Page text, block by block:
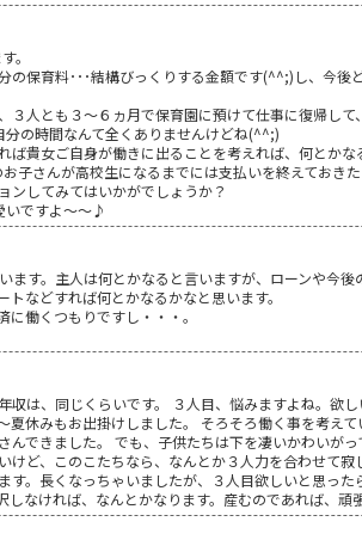
。
の保育料･･･結構びっくりする金額です(^^;)し、今後
３人とも３～６ヵ月で保育園に預けて仕事に復帰し
の時間なんて全くありませんけどね(^^;)
貴女ご自身が働きに出ることを考えれば、何とかな
子さんが高校生になるまでには支払いを終えておきた
ンしてみてはいかがでしょうか？
いですよ～～♪
す。主人は何とかなると言いますが、ローンや今後
などすれば何とかなるかなと思います。
働くつもりですし・・・。
収は、同じくらいです。 ３人目、悩みますよね。欲
休みもお出掛けしました。 そろそろ働く事を考え
できました。 でも、子供たちは下を凄いかわいが
ど、このこたちなら、なんとか３人力を合わせて
。長くなっちゃいましたが、３人目欲しいと思っ
なければ、なんとかなります。産むのであれば、頑